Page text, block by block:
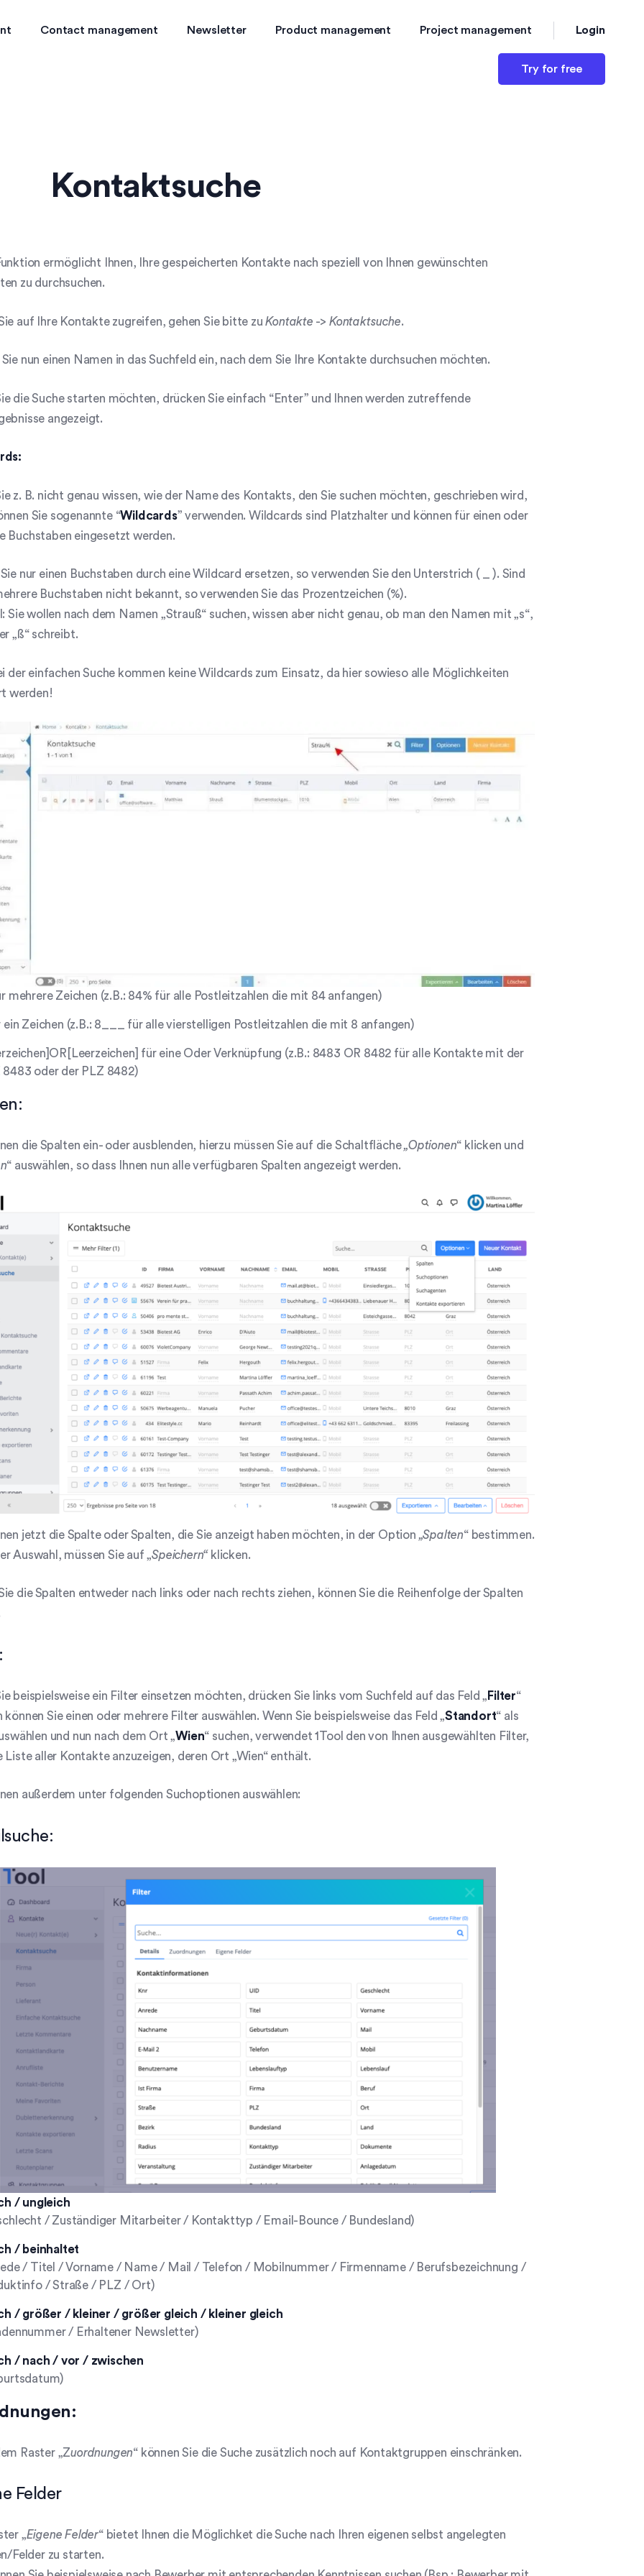
Contact management Newsletter Product management Project management Login
Try for free
Kontaktsuche
ermöglicht Ihnen, Ihre gespeicherten Kontakte nach speziell von Ihnen gewünschten
zu durchsuchen.
auf Ihre Kontakte zugreifen, gehen Sie bitte zuKontakte ->Kontaktsuche.
nun einen Namen in das Suchfeld ein, nach dem Sie Ihre Kontakte durchsuchen möchten.
die Suche starten möchten, drücken Sie einfach “Enter” und Ihnen werden zutreffende
angezeigt.
z. B. nicht genau wissen, wie der Name des Kontakts, den Sie suchen möchten, geschrieben wird,
Sie sogenannte “Wildcards” verwenden. Wildcards sind Platzhalter und können für einen oder
Buchstaben eingesetzt werden.
nur einen Buchstaben durch eine Wildcard ersetzen, so verwenden Sie den Unterstrich ( _ ). Sind
Buchstaben nicht bekannt, so verwenden Sie das Prozentzeichen (%).
Sie wollen nach dem Namen „Strauß“ suchen, wissen aber nicht genau, ob man den Namen mit „s“,
„ß“ schreibt.
der einfachen Suche kommen keine Wildcards zum Einsatz, da hier sowieso alle Möglichkeiten
werden!
mehrere Zeichen (z.B.: 84% für alle Postleitzahlen die mit 84 anfangen)
ein Zeichen (z.B.: 8___ für alle vierstelligen Postleitzahlen die mit 8 anfangen)
für eine Oder Verknüpfung (z.B.: 8483 OR 8482 für alle Kontakte mit der
8483 oder der PLZ 8482)
die Spalten ein- oder ausblenden, hierzu müssen Sie auf die Schaltfläche„Optionen“ klicken und
“ auswählen, so dass Ihnen nun alle verfügbaren Spalten angezeigt werden.
jetzt die Spalte oder Spalten, die Sie anzeigt haben möchten, in der Option „Spalten“ bestimmen.
Auswahl, müssen Sie auf „Speichern“ klicken.
die Spalten entweder nach links oder nach rechts ziehen, können Sie die Reihenfolge der Spalten
beispielsweise ein Filter einsetzen möchten, drücken Sie links vom Suchfeld auf das Feld „ Filter“
können Sie einen oder mehrere Filter auswählen. Wenn Sie beispielsweise das Feld „Standort“ als
und nun nach dem Ort „Wien“ suchen, verwendet 1Tool den von Ihnen ausgewählten Filter,
Liste aller Kontakte anzuzeigen, deren Ort „Wien“ enthält.
außerdem unter folgenden Suchoptionen auswählen:
/ ungleich
/ Zuständiger Mitarbeiter / Kontakttyp / Email-Bounce / Bundesland)
/ beinhaltet
/ Titel / Vorname / Name / Mail / Telefon / Mobilnummer / Firmenname / Berufsbezeichnung /
/ Straße / PLZ / Ort)
/ größer / kleiner / größer gleich / kleiner gleich
/ Erhaltener Newsletter)
/ nach / vor / zwischen
Raster „Zuordnungen“ können Sie die Suche zusätzlich noch auf Kontaktgruppen einschränken.
Felder
„Eigene Felder“ bietet Ihnen die Möglichket die Suche nach Ihren eigenen selbst angelegten
Felder zu starten.